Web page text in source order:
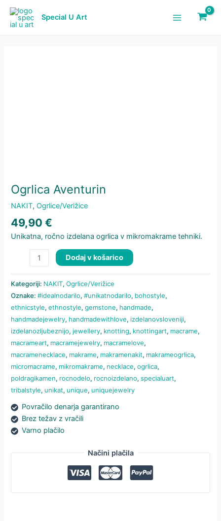
Skip
content
Special U Art
Ogrlica Aventurin
NAKIT,Ogrlice/Verižice
49,90€
Unikatna, ročno izdelana ogrlica v mikromakrame tehniki.
Aventurin
Dodaj v košarico
Kategoriji: NAKIT,Ogrlice/Verižice
Oznake:#idealnodarilo,#unikatnodarilo, bohostyle,
ethnicstyle,ethnostyle,gemstone, handmade,
handmadejewelry, handmadewithlove, izdelanovsloveniji,
izdelanozljubeznijo, jewellery, knotting, knottingart, macrame,
macrameart, macramejewelry, macramelove,
macramenecklace, makrame, makramenakit, makrameogrlica,
micromacrame, mikromakrame, necklace,ogrlica,
poldragikamen, rocnodelo, rocnoizdelano,specialuart,
tribalstyle, unikat, unique, uniquejewelry
Povračilo denarja garantirano
Brez težav z vračili
Varno plačilo
Načini plačila
količina